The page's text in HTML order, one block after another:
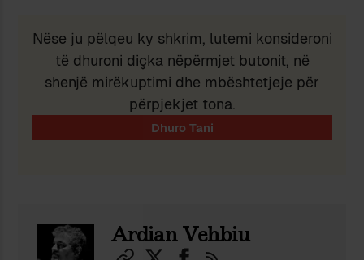
Nëse ju pëlqeu ky shkrim, lutemi konsideroni
të dhuroni diçka nëpërmjet butonit, në
shenjë mirëkuptimi dhe mbështetjeje për
përpjekjet tona.
Ardian Vehbiu